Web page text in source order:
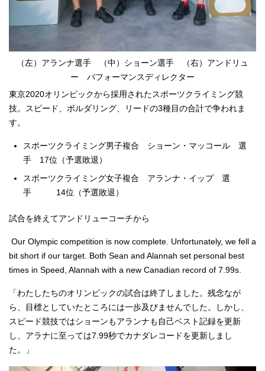
（左）アランナ選手 （中）ショーン選手 （右）アンドリュ
ー パフォーマンスディレクター
東京2020オリンピックから採用されたスポーツクライミング競
技。スピード、ボルダリング、リードの3種目の合計で争われま
す。
スポーツクライミング男子複合 ショーン・マッコール 選
手 17位（予選敗退）
スポーツクライミング女子複合 アランナ・イップ 選
手 14位（予選敗退）
試合を終えてアンドリューコーチから
Our Olympic competition is now complete. Unfortunately, we fell a
bit short if our target. Both Sean and Alannah set personal best
times in Speed, Alannah with a new Canadian record of 7.99s.
「わたしたちのオリンピックの試合は終了しました。残念なが
ら、目標としていたところには一歩及びませんでした。しかし、
スピード競技ではショーンもアランナも自己ベスト記録を更新
し、アラナに至っては7.99秒でカナダレコードを更新しまし
た。」